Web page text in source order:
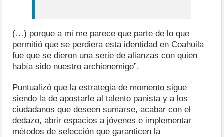
(…) porque a mi me parece que parte de lo que
permitió que se perdiera esta identidad en Coahuila
fue que se dieron una serie de alianzas con quien
había sido nuestro archienemigo”.
Puntualizó que la estrategia de momento sigue
siendo la de apostarle al talento panista y a los
ciudadanos que deseen sumarse, acabar con el
dedazo, abrir espacios a jóvenes e implementar
métodos de selección que garanticen la